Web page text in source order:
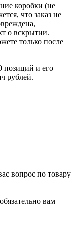
коробки (не
что заказ не
о вскрытии.
только после
позиций и его
рублей.
вопрос по товару
вам